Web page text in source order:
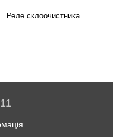
Реле склоочистника